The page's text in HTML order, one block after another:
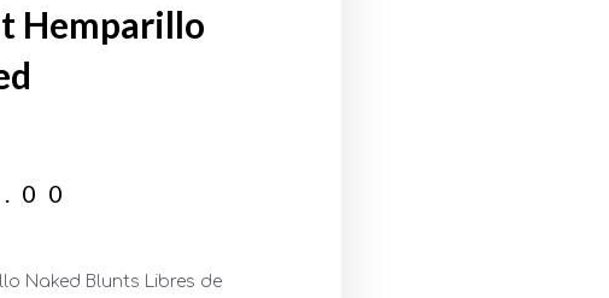
Hemparillo
Naked Blunts Libres de